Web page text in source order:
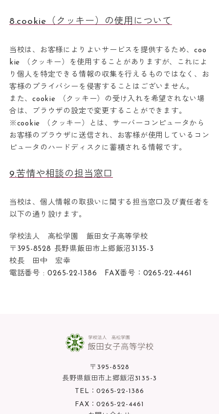
8.cookie（クッキー）の使用について
当校は、お客様によりよいサービスを提供するため、coo
kie （クッキー）を使用することがありますが、これによ
り個人を特定できる情報の収集を行えるものではなく、お
客様のプライバシーを侵害することはございません。
また、cookie （クッキー）の受け入れを希望されない場
合は、ブラウザの設定で変更することができます。
※cookie （クッキー）とは、サーバーコンピュータから
お客様のブラウザに送信され、お客様が使用しているコン
ピュータのハードディスクに蓄積される情報です。
9.苦情や相談の担当窓口
当校は、個人情報の取扱いに関する担当窓口及び責任者を
以下の通り設けます。
学校法人 高松学園 飯田女子高等学校
〒395-8528 長野県飯田市上郷飯沼3135-3
校長 田中 宏幸
電話番号 :0265-22-1386 FAX番号：0265-22-4461
〒395-8528
長野県飯田市上郷飯沼3135-3
TEL：0265-22-1386
FAX：0265-22-4461